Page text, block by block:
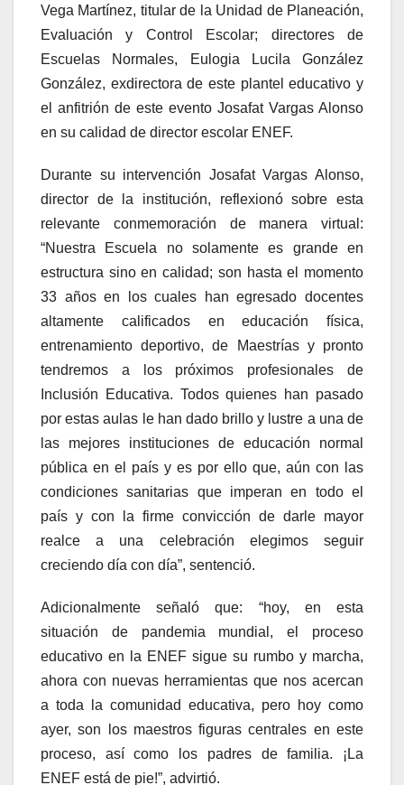
Vega Martínez, titular de la Unidad de Planeación,
Evaluación y Control Escolar; directores de
Escuelas Normales, Eulogia Lucila González
González, exdirectora de este plantel educativo y
el anfitrión de este evento Josafat Vargas Alonso
en su calidad de director escolar ENEF.
Durante su intervención Josafat Vargas Alonso,
director de la institución, reflexionó sobre esta
relevante conmemoración de manera virtual:
“Nuestra Escuela no solamente es grande en
estructura sino en calidad; son hasta el momento
33 años en los cuales han egresado docentes
altamente calificados en educación física,
entrenamiento deportivo, de Maestrías y pronto
tendremos a los próximos profesionales de
Inclusión Educativa. Todos quienes han pasado
por estas aulas le han dado brillo y lustre a una de
las mejores instituciones de educación normal
pública en el país y es por ello que, aún con las
condiciones sanitarias que imperan en todo el
país y con la firme convicción de darle mayor
realce a una celebración elegimos seguir
creciendo día con día”, sentenció.
Adicionalmente señaló que: “hoy, en esta
situación de pandemia mundial, el proceso
educativo en la ENEF sigue su rumbo y marcha,
ahora con nuevas herramientas que nos acercan
a toda la comunidad educativa, pero hoy como
ayer, son los maestros figuras centrales en este
proceso, así como los padres de familia. ¡La
ENEF está de pie!”, advirtió.